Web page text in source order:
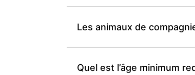
Les animaux de
Quel est l’âge minimum